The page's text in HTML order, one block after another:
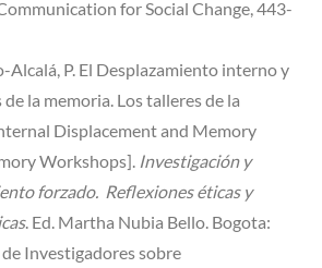
for Social Change, 443-
Alcalá, P. El Desplazamiento interno y
la memoria. Los talleres de la
Displacement and Memory
Workshops]. Investigación y
forzado. Reflexiones éticas y
. Ed. Martha Nubia Bello. Bogota:
de Investigadores sobre